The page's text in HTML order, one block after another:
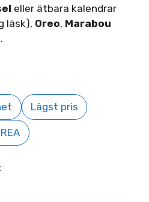
eller ätbara kalendrar
läsk), Oreo, Marabou
.
Lägst pris